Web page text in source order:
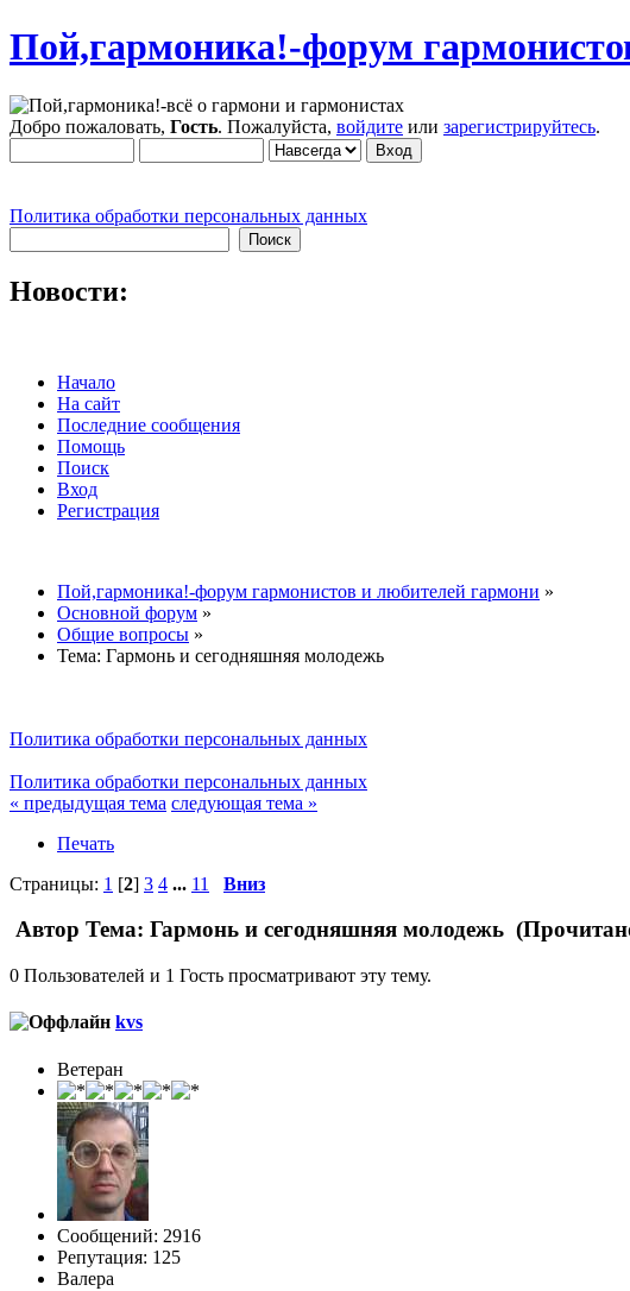
Пой,гармоника!-форум
Добро пожаловать, Гость. Пожалуйста, войдите или зарегистрируйтесь.
Политика обработки персональных данных
Новости:
Начало
На сайт
Последние сообщения
Помощь
Поиск
Вход
Регистрация
Пой,гармоника!-форум гармонистов и любителей гармони »
Основной форум »
Общие вопросы »
Тема: Гармонь и сегодняшняя молодежь
Политика обработки персональных данных
Политика обработки персональных данных
« предыдущая тема следующая тема »
Печать
Страницы: 1 [2] 3 4 ... 11 Вниз
Автор Тема: Гармонь и сегодняшняя молодежь
0 Пользователей и 1 Гость просматривают эту тему.
kvs
Ветеран
Сообщений: 2916
Репутация: 125
Валера